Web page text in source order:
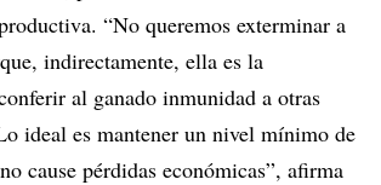
“No queremos exterminar a
indirectamente, ella es la
al ganado inmunidad a otras
ideal es mantener un nivel mínimo de
cause pérdidas económicas”, afirma